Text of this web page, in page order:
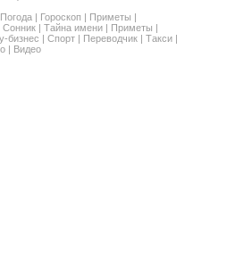
Погода | Гороскоп | Приметы |
Сонник | Тайна имени | Приметы |
бизнес | Спорт | Переводчик | Такси |
| Видео